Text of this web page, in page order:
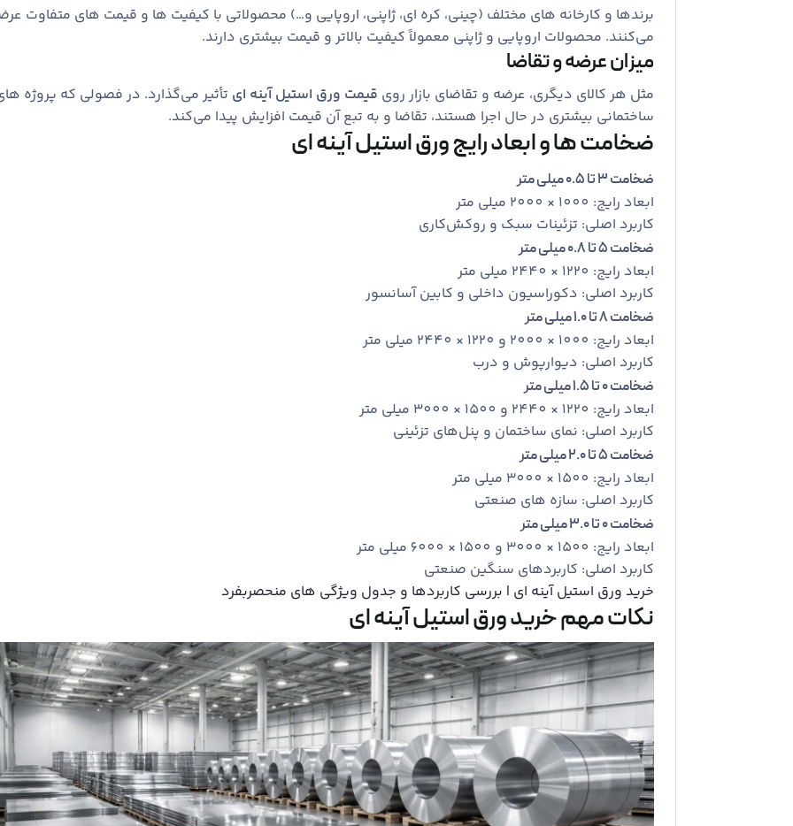
برندها و کارخانه‌ های مختلف (چینی، کره ‌ای، ژاپنی، اروپایی و…) محصولاتی با کیفیت‌ ها و قیمت‌ های متفاوت
می‌کنند. محصولات اروپایی و ژاپنی معمولاً کیفیت بالاتر و قیمت بیشتری دارند.
میزان عرضه و تقاضا
مثل هر کالای دیگری، عرضه و تقاضای بازار روی قیمت ورق استیل آینه ‌ای تأثیر می‌گذارد. در فصولی که پروژه‌
ساختمانی بیشتری در حال اجرا هستند، تقاضا و به تبع آن قیمت افزایش پیدا می‌کند.
ضخامت‌ ها و ابعاد رایج ورق استیل آینه ‌ای
ضخامت3تا0.5میلی ‌متر
ابعاد رایج: 1000 × 2000 میلی ‌متر
کاربرد اصلی: تزئینات سبک و روکش‌کاری
ضخامت5تا0.8میلی ‌متر
ابعاد رایج: 1220 × 2440 میلی ‌متر
کاربرد اصلی: دکوراسیون داخلی و کابین آسانسور
ضخامت8تا1.0میلی ‌متر
ابعاد رایج: 1000 × 2000 و 1220 × 2440 میلی ‌متر
کاربرد اصلی: دیوارپوش و درب
ضخامت0تا1.5میلی ‌متر
ابعاد رایج: 1220 × 2440 و 1500 × 3000 میلی ‌متر
کاربرد اصلی: نمای ساختمان و پنل‌های تزئینی
ضخامت5تا2.0میلی ‌متر
ابعاد رایج: 1500 × 3000 میلی ‌متر
کاربرد اصلی: سازه ‌های صنعتی
ضخامت0تا3.0میلی ‌متر
ابعاد رایج: 1500 × 3000 و 1500 × 6000 میلی ‌متر
کاربرد اصلی: کاربردهای سنگین صنعتی
خرید ورق استیل آینه ای | بررسی کاربردها و جدول ویژگی های منحصربفرد
نکات مهم خرید ورق استیل آینه ‌ای